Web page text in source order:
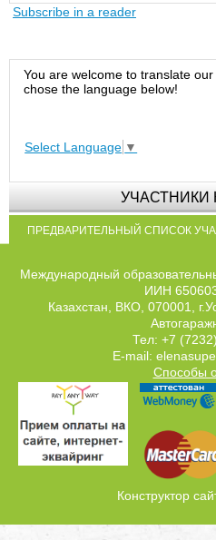
Subscribe in a reader
You are welcome to translate
chose the language below!
Select Language ▼
УЧАСТНИКИ
ПРЕДВАРИТЕЛЬНЫЙ СПИСОК
Международный
ИИН
Казахстан, ВКО, 070001,
Тел: +7
E-mail:
Способы
Конструктор